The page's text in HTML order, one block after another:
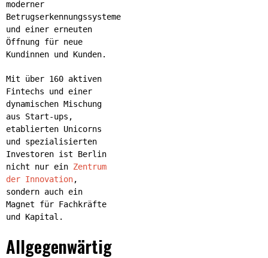
moderner
Betrugserkennungssysteme
und einer erneuten
Öffnung für neue
Kundinnen und Kunden.
Mit über 160 aktiven
Fintechs und einer
dynamischen Mischung
aus Start-ups,
etablierten Unicorns
und spezialisierten
Investoren ist Berlin
nicht nur ein Zentrum
der Innovation,
sondern auch ein
Magnet für Fachkräfte
und Kapital.
Allgegenwärtig